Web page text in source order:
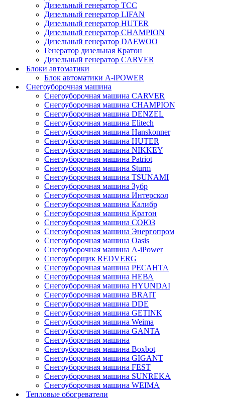
Дизельный генератор ТСС
Дизельный генератор LIFAN
Дизельный генератор HUTER
Дизельный генератор CHAMPION
Дизельный генератор DAEWOO
Генератор дизельная Кратон
Дизельный генератор CARVER
Блоки автоматики
Блок автоматики A-iPOWER
Снегоуборочная машина
Снегоуборочная машина CARVER
Снегоуборочная машина CHAMPION
Снегоуборочная машина DENZEL
Снегоуборочная машина Elitech
Снегоуборочная машина Hanskonner
Снегоуборочная машина HUTER
Снегоуборочная машина NIKKEY
Снегоуборочная машина Patriot
Снегоуборочная машина Sturm
Снегоуборочная машина TSUNAMI
Снегоуборочная машина Зубр
Снегоуборочная машина Интерскол
Снегоуборочная машина Калибр
Снегоуборочная машина Кратон
Снегоуборочная машина СОЮЗ
Снегоуборочная машина Энергопром
Снегоуборочная машина Oasis
Снегоуборочная машина A-iPower
Снегоуборщик REDVERG
Снегоуборочная машина РЕСАНТА
Снегоуборочная машина НЕВА
Снегоуборочная машина HYUNDAI
Снегоуборочная машина BRAIT
Снегоуборочная машина DDE
Снегоуборочная машина GETINK
Cнегоуборочная машина Weima
Снегоуборочная машина GANTA
Снегоуборочная машина
Снегоуборочная машина Boxbot
Снегоуборочная машина GIGANT
Снегоуборочная машина FEST
Снегоуборочная машина SUNREKA
Снегоуборочная машина WEIMA
Тепловые обогреватели